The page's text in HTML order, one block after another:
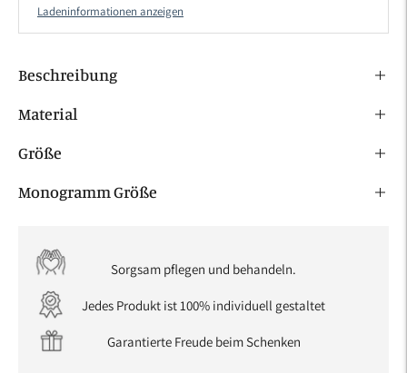
Ladeninformationen anzeigen
Beschreibung
Material
Größe
Monogramm Größe
Sorgsam pflegen und behandeln.
Jedes Produkt ist 100% individuell gestaltet
Garantierte Freude beim Schenken